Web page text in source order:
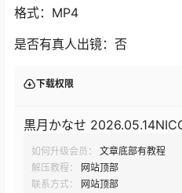
格式：MP4
是否有真人出镜：否
下载权限
黒月かなせ
如何升级会员：
文章底部有教程
解压教程：
网站顶部
联系方式：
网站顶部